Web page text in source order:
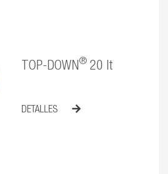
TOP-DOWN®20 lt
DETALLES